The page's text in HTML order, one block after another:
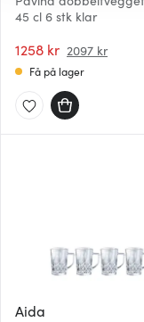
annonser et
dessuten
vårt, med
annonsering og
med annen
45 cl 6 stk klar
1258 kr 2097 kr
Få på lager
Aida